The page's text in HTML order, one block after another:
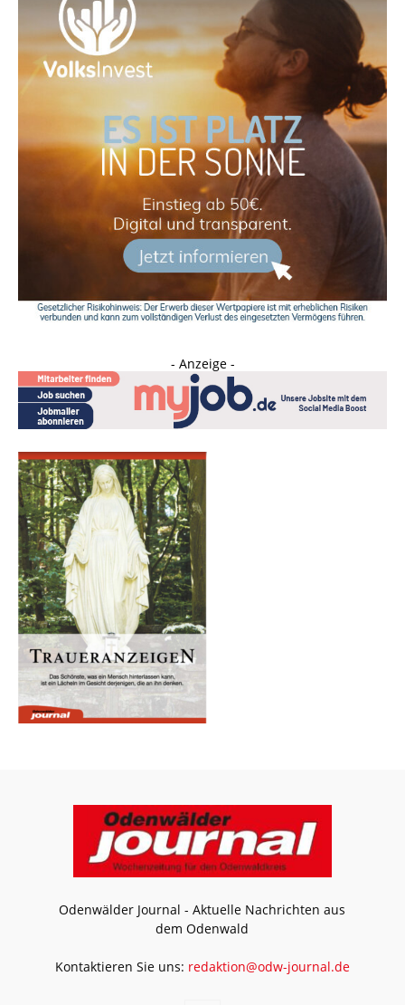
- Anzeige -
Odenwälder Journal - Aktuelle Nachrichten aus
dem Odenwald
Kontaktieren Sie uns: redaktion@odw-journal.de